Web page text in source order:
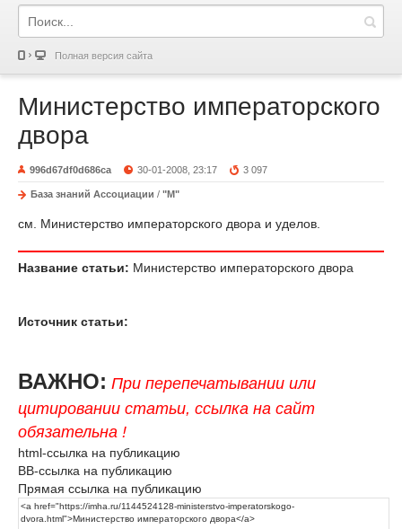
Полная версия сайта
Министерство императорского
двора
996d67df0d686ca 30-01-2008, 23:17 3 097
База знаний Ассоциации / "М"
см. Министерство императорского двора и уделов.
Название статьи: Министерство императорского двора
Источник статьи:
ВАЖНО: При перепечатывании или
цитировании статьи, ссылка на сайт
обязательна !
html-ссылка на публикацию
BB-ссылка на публикацию
Прямая ссылка на публикацию